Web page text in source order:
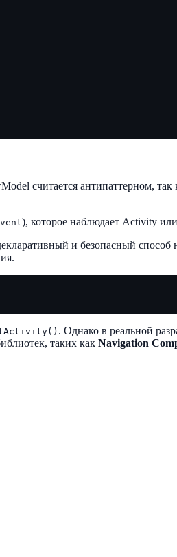
считается антипаттерном,
), которое наблюдает Activity
и безопасный
. Однако в реальной
таких как Navigation